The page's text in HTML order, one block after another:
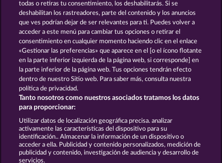
FRUITS & WILDS 2 STICKY DIAMONDS
Términos y condiciones
Declaración de privacidad
Empresa
Enviar solicitud de desistimiento
todas o retiras tu consentimiento, los deshabilitarás. Si se
deshabilitan los rastreadores, parte del contenido y los anuncios
que ves podrían dejar de ser relevantes para ti. Puedes volver a
acceder a este menú para cambiar tus opciones o retirar el
consentimiento en cualquier momento haciendo clic en el enlace
«Gestionar las preferencias» que aparece en el [o el ícono flotante
en la parte inferior izquierda de la página web, si corresponde] en
la parte inferior de la página web. Tus opciones tendrán efecto
dentro de nuestro Sitio web. Para saber más, consulta nuestra
política de privacidad.
Tanto nosotros como nuestros asociados tratamos los datos
para proporcionar:
Utilizar datos de localización geográfica precisa. analizar
activamente las características del dispositivo para su
identificación.. Almacenar la información de un dispositivo o
acceder a ella. Publicidad y contenido personalizados, medición de
publicidad y contenido, investigación de audiencia y desarrollo de
servicios.